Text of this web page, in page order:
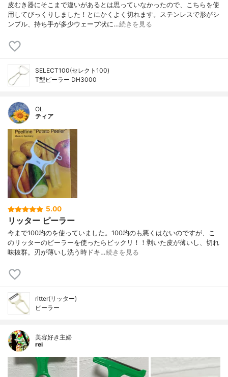
皮むき器にそこまで違いがあるとは思っていなかったので、こちらを使
用してびっくりしました！とにかくよく切れます。ステンレスで形がシ
ンプル、持ち手が多少ウェーブ状に…続きを見る
SELECT100(セレクト100)
T型ピーラー DH3000
OL
ティア
5.00
リッター ピーラー
今まで100均のを使っていました。100均のも悪くはないのですが、こ
のリッターのピーラーを使ったらビックリ！！剥いた皮が薄いし、切れ
味抜群。刃が薄いし洗う時ドキ…続きを見る
ritter(リッター)
ピーラー
美容好き主婦
rei